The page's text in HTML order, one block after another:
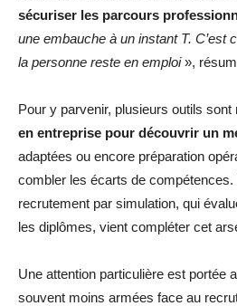
sécuriser les parcours
une embauche à un instant T. C’est
la personne reste en emploi»,
Pour y parvenir, plusieurs outils sont
en entreprise pour découvrir un
adaptées ou encore préparation
combler les écarts de compétences.
recrutement par simulation, qui
les diplômes, vient compléter cet
Une attention particulière est portée
souvent moins armées face au